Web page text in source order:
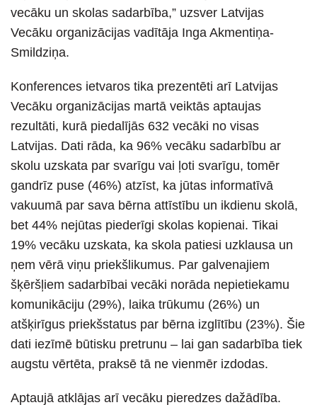
vecāku un skolas sadarbība,” uzsver Latvijas
Vecāku organizācijas vadītāja Inga Akmentiņa-
Smildziņa.
Konferences ietvaros tika prezentēti arī Latvijas
Vecāku organizācijas martā veiktās aptaujas
rezultāti, kurā piedalījās 632 vecāki no visas
Latvijas. Dati rāda, ka 96% vecāku sadarbību ar
skolu uzskata par svarīgu vai ļoti svarīgu, tomēr
gandrīz puse (46%) atzīst, ka jūtas informatīvā
vakuumā par sava bērna attīstību un ikdienu skolā,
bet 44% nejūtas piederīgi skolas kopienai. Tikai
19% vecāku uzskata, ka skola patiesi uzklausa un
ņem vērā viņu priekšlikumus. Par galvenajiem
šķēršļiem sadarbībai vecāki norāda nepietiekamu
komunikāciju (29%), laika trūkumu (26%) un
atšķirīgus priekšstatus par bērna izglītību (23%). Šie
dati iezīmē būtisku pretrunu – lai gan sadarbība tiek
augstu vērtēta, praksē tā ne vienmēr izdodas.
Aptaujā atklājas arī vecāku pieredzes dažādība.